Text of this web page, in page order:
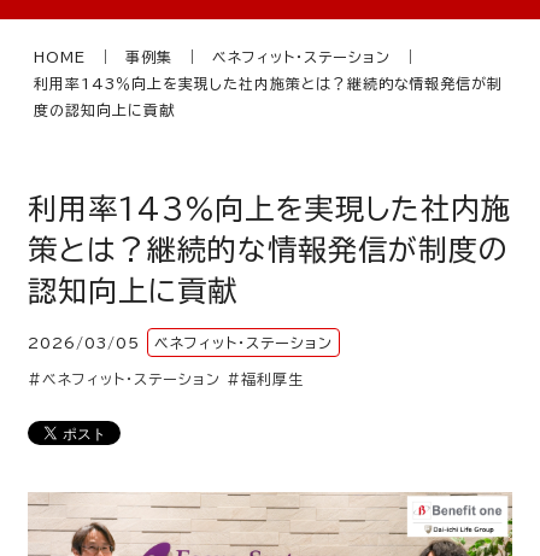
HOME 事例集
ベネフィット・ステーション
利用率143％向上を実現した社内施策とは？継続的な情報発信が制
度の認知向上に貢献
利用率143％向上を実現した社内施
策とは？継続的な情報発信が制度の
認知向上に貢献
2026/03/05 ベネフィット・ステーション
#ベネフィット・ステーション #福利厚生